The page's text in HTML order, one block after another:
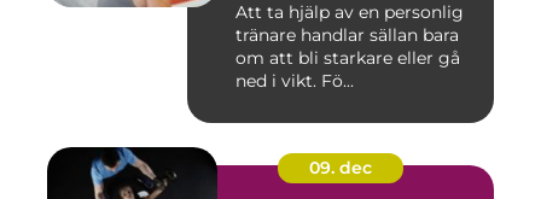
Att ta hjälp av en personlig
tränare handlar sällan bara
om att bli starkare eller gå
ned i vikt. Fö...
09. dec